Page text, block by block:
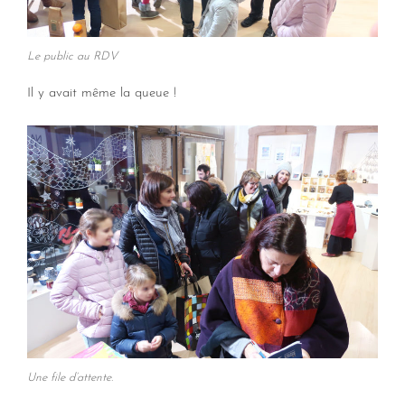
Le public au RDV
Il y avait même la queue !
Une file d’attente.